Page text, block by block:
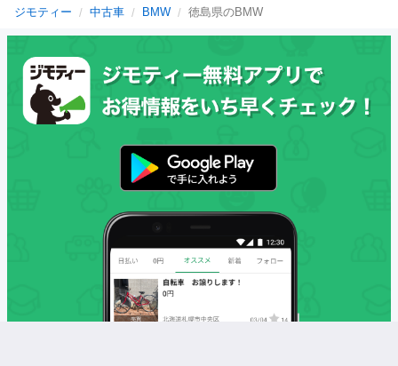
ジモティー 中古車 BMW 徳島県のBMW